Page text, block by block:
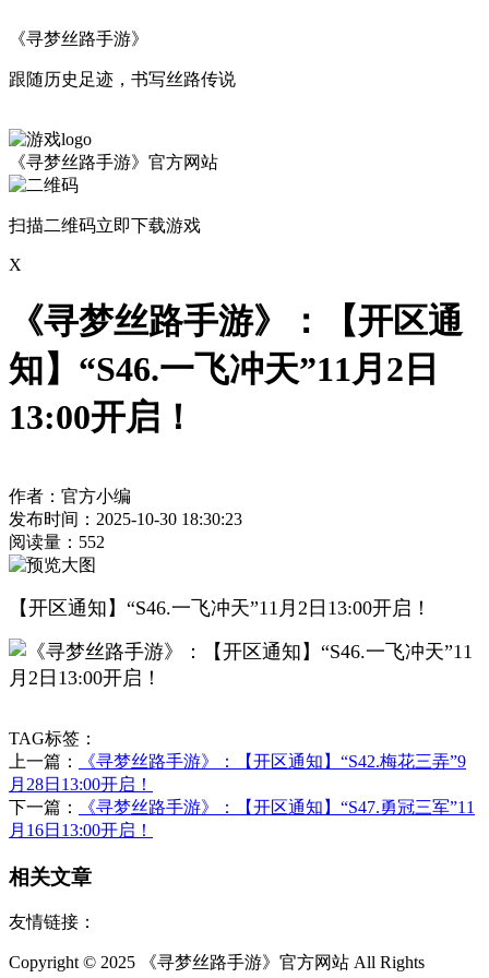
《寻梦丝路手游》
跟随历史足迹，书写丝路传说
《寻梦丝路手游》官方网站
扫描二维码立即下载游戏
X
《寻梦丝路手游》：【开区通
知】“S46.一飞冲天”11月2日
13:00开启！
作者：官方小编
发布时间：2025-10-30 18:30:23
阅读量： 552
【开区通知】“S46.一飞冲天”11月2日13:00开启！
TAG标签：
上一篇：
《寻梦丝路手游》：【开区通知】“S42.梅花三弄”9
月28日13:00开启！
下一篇：
《寻梦丝路手游》：​【开区通知】“S47.勇冠三军”11
月16日13:00开启！
相关文章
友情链接：
Copyright © 2025 《寻梦丝路手游》官方网站 All Rights